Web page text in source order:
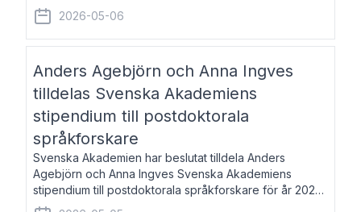
och kulturskribent. Han debuterade 2005 med den
lovordade romanen Sex liter l
2026-05-06
Anders Agebjörn och Anna Ingves
tilldelas Svenska Akademiens
stipendium till postdoktorala
språkforskare
Svenska Akademien har beslutat tilldela Anders
Agebjörn och Anna Ingves Svenska Akademiens
stipendium till postdoktorala språkforskare för år 2026.
Stipendiebeloppet är 75 000 kronor per mottagare.